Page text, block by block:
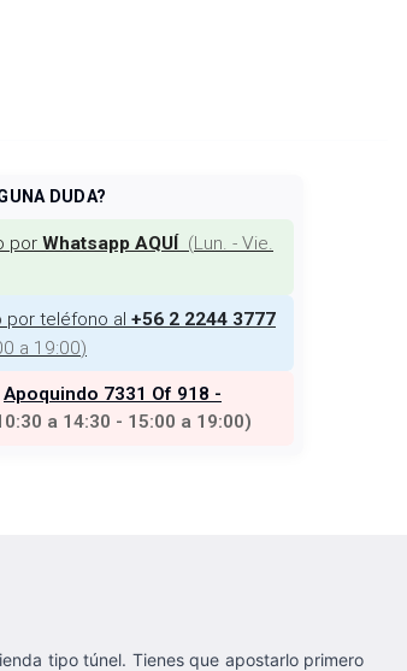
DUDA?
por Whatsapp AQUÍ (Lun. - Vie.
por teléfono al +56 2 2244 3777
a 19:00)
Apoquindo 7331 Of 918 -
a 14:30 - 15:00 a 19:00)
tipo túnel. Tienes que apostarlo primero